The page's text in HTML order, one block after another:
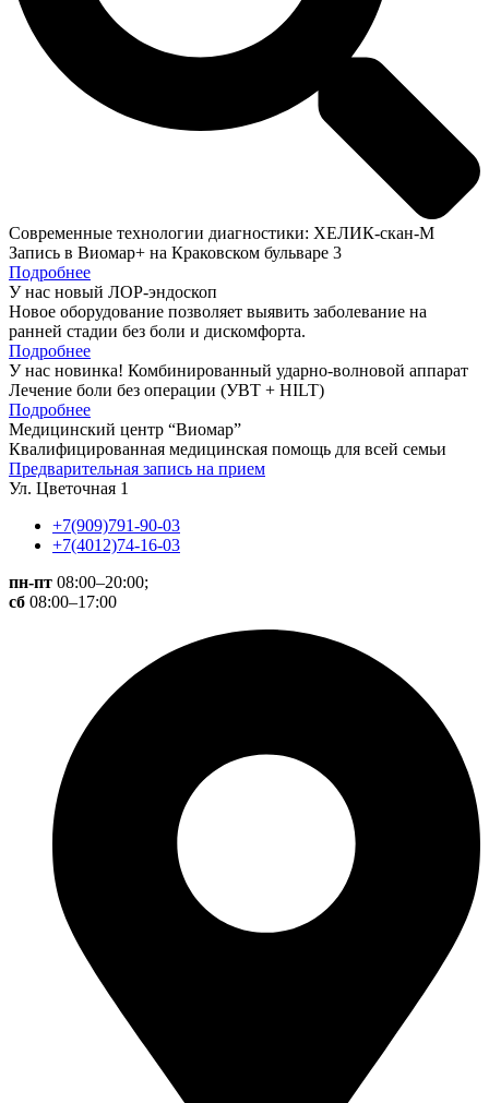
Современные технологии диагностики: ХЕЛИК-скан-М
Запись в Виомар+ на Краковском бульваре 3
Подробнее
У нас новый ЛОР-эндоскоп
Новое оборудование позволяет выявить заболевание на
ранней стадии без боли и дискомфорта.
Подробнее
У нас новинка! Комбинированный ударно-волновой аппарат
Лечение боли без операции (УВТ + HILT)
Подробнее
Медицинский центр “Виомар”
Квалифицированная медицинская помощь для всей семьи
Предварительная запись на прием
Ул. Цветочная 1
+7(909)791-90-03
+7(4012)74-16-03
пн-пт 08:00–20:00;
сб 08:00–17:00